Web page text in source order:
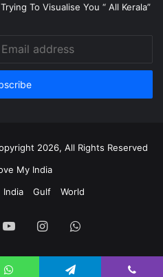
To Visualise You “ All Kerala”
2026, All Rights Reserved
My India
India Gulf World
YouTubeInstagramWhatsApp